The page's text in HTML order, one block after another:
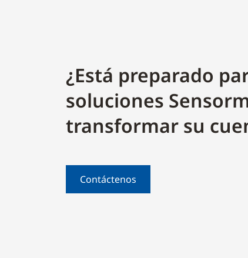
¿Está preparado
soluciones
transformar su
Contáctenos